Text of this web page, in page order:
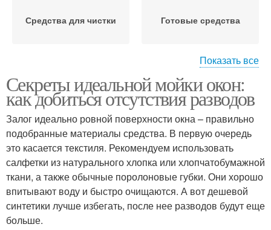
Средства для чистки Готовые средства
Моющие средства Средства для мытья
Магазинные средства Народные методы
Средства для очистки
Показать все
Секреты идеальной мойки окон:
как добиться отсутствия разводов
Залог идеально ровной поверхности окна – правильно
подобранные материалы средства. В первую очередь
это касается текстиля. Рекомендуем использовать
салфетки из натурального хлопка или хлопчатобумажной
ткани, а также обычные поролоновые губки. Они хорошо
впитывают воду и быстро очищаются. А вот дешевой
синтетики лучше избегать, после нее разводов будут еще
больше.